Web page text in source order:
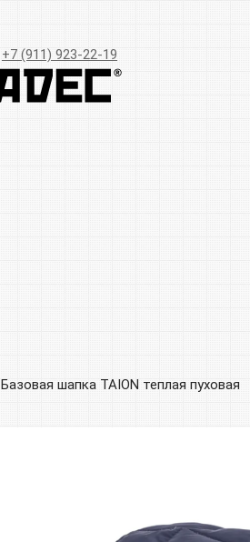
+7 (911) 923-22-19
Базовая шапка TAION теплая пуховая